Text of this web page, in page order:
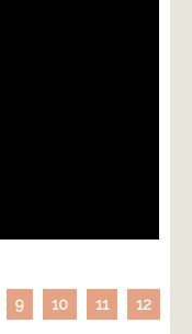
9 10 11 12